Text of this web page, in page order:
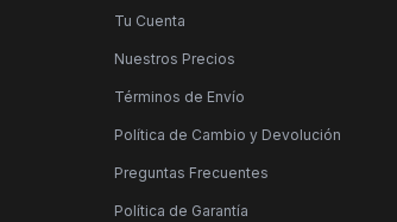
Tu Cuenta
Nuestros Precios
Términos de Envío
Política de Cambio y Devolución
Preguntas Frecuentes
Política de Garantía